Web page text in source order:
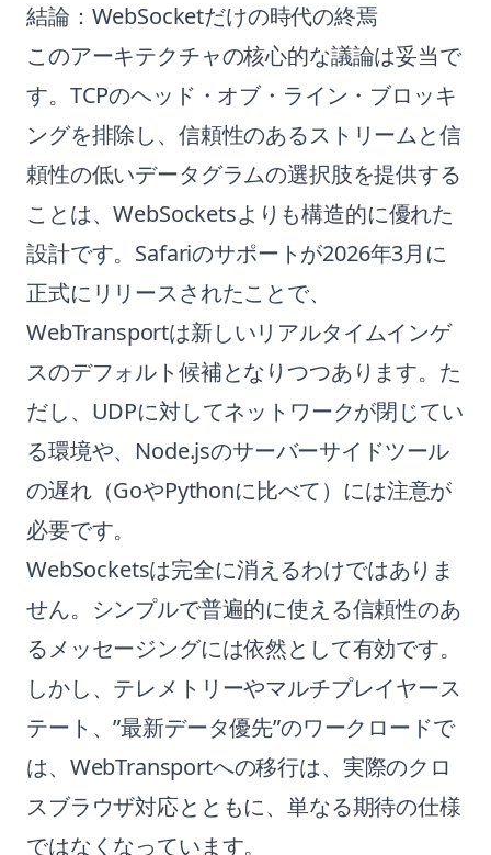
結論：WebSocketだけの時代の終焉
このアーキテクチャの核心的な議論は妥当で
す。TCPのヘッド・オブ・ライン・ブロッキ
ングを排除し、信頼性のあるストリームと信
頼性の低いデータグラムの選択肢を提供する
ことは、WebSocketsよりも構造的に優れた
設計です。Safariのサポートが2026年3月に
正式にリリースされたことで、
WebTransportは新しいリアルタイムインゲ
スのデフォルト候補となりつつあります。た
だし、UDPに対してネットワークが閉じてい
る環境や、Node.jsのサーバーサイドツール
の遅れ（GoやPythonに比べて）には注意が
必要です。
WebSocketsは完全に消えるわけではありま
せん。シンプルで普遍的に使える信頼性のあ
るメッセージングには依然として有効です。
しかし、テレメトリーやマルチプレイヤース
テート、”最新データ優先”のワークロードで
は、WebTransportへの移行は、実際のクロ
スブラウザ対応とともに、単なる期待の仕様
ではなくなっています。